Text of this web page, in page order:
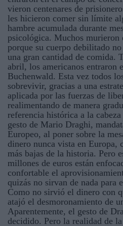
vieron centenares de
les hicieron comer sin límite
hambre acumulada durante
psicológica. Muchos murieron
porque su cuerpo debilitado
una gran cantidad de comida.
abril, los americanos entraron
Buchenwald. Esta vez todos
sobrevivir, gracias a una
aplicada por las fuerzas de
realimentando de manera
referencia histórica a la
gesto de Mario Draghi,
Europeo, al poner sobre la
dinero nunca vista en Europa,
más bajas de la historia. Pero
millones de euros están
confortable el
quizás no sirvan de nada para
Como no sirvió el dinero con
atajó el desmoronamiento de
Aparentemente, el gesto de
decidido. Pero la realidad de